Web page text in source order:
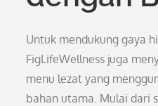
Untuk mendukung gaya
FigLifeWellness juga
menu lezat yang
bahan utama. Mulai dari